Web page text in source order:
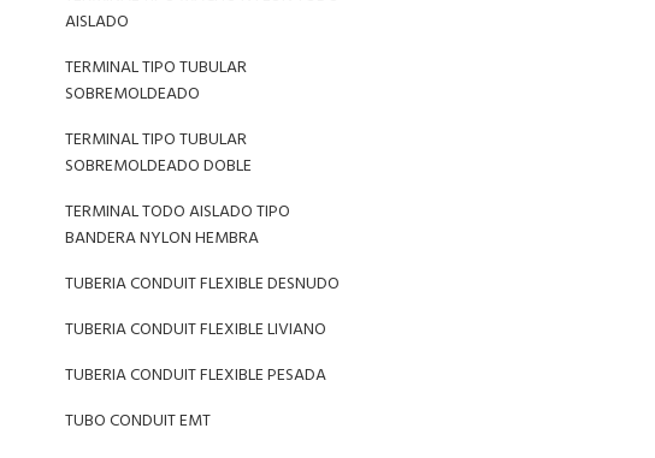
AISLADO
TERMINAL TIPO TUBULAR
SOBREMOLDEADO
TERMINAL TIPO TUBULAR
SOBREMOLDEADO DOBLE
TERMINAL TODO AISLADO TIPO
BANDERA NYLON HEMBRA
TUBERIA CONDUIT FLEXIBLE DESNUDO
TUBERIA CONDUIT FLEXIBLE LIVIANO
TUBERIA CONDUIT FLEXIBLE PESADA
TUBO CONDUIT EMT